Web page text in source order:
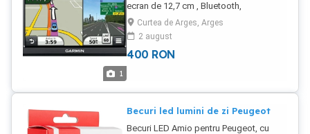
1
ecran de 12,7 cm , Bluetooth,
acumulator foarte bun, complet și
actualizat cu ultimele hărți,este
disponibil la vânzare. Este perfect
funcțional și nu-l mai folosesc.
de navigare fără griji. Acest device îți va
facilita călătoriile cu precizie și
fiabilitate.
Curtea de Arges, Arges
2 august
400 RON
Becuri led lumini de zi Peugeot
Becuri LED Amio pentru Peugeot, cu